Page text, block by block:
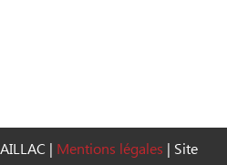
86 02 73
| Mentions légales | Site